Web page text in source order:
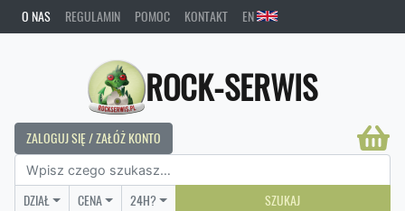
O NAS REGULAMIN POMOC KONTAKT EN
ROCK-SERWIS
ZALOGUJ SIĘ / ZAŁÓŻ KONTO
DZIAŁ CENA 24H? SZUKAJ